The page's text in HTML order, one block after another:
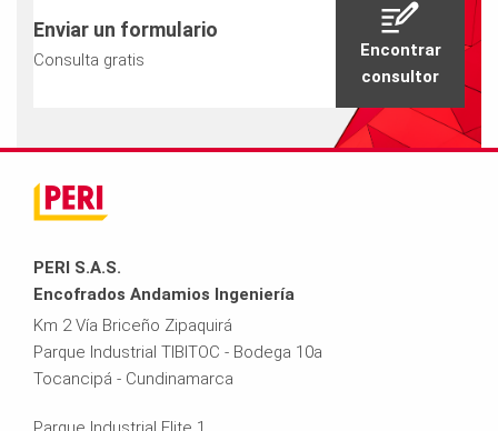
Enviar un formulario
Consulta gratis
Encontrar
consultor
PERI S.A.S.
Encofrados Andamios Ingeniería
Km 2 Vía Briceño Zipaquirá
Parque Industrial TIBITOC - Bodega 10a
Tocancipá - Cundinamarca